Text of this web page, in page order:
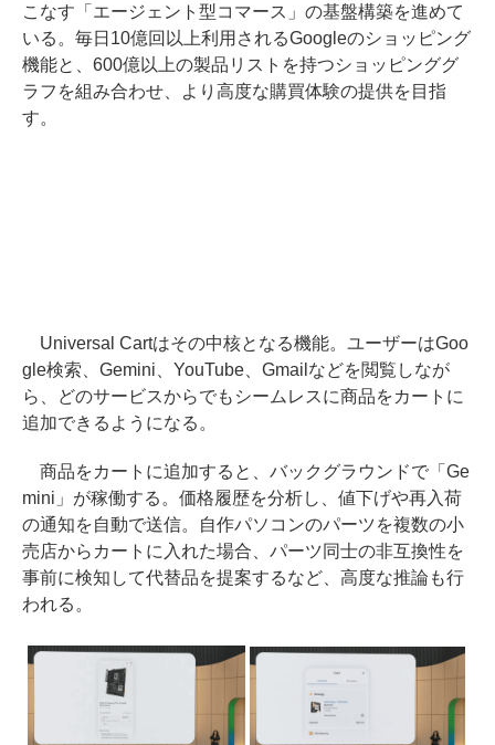
こなす「エージェント型コマース」の基盤構築を進めて
いる。毎日10億回以上利用されるGoogleのショッピング
機能と、600億以上の製品リストを持つショッピンググ
ラフを組み合わせ、より高度な購買体験の提供を目指
す。
Universal Cartはその中核となる機能。ユーザーはGoo
gle検索、Gemini、YouTube、Gmailなどを閲覧しなが
ら、どのサービスからでもシームレスに商品をカートに
追加できるようになる。
商品をカートに追加すると、バックグラウンドで「Ge
mini」が稼働する。価格履歴を分析し、値下げや再入荷
の通知を自動で送信。自作パソコンのパーツを複数の小
売店からカートに入れた場合、パーツ同士の非互換性を
事前に検知して代替品を提案するなど、高度な推論も行
われる。